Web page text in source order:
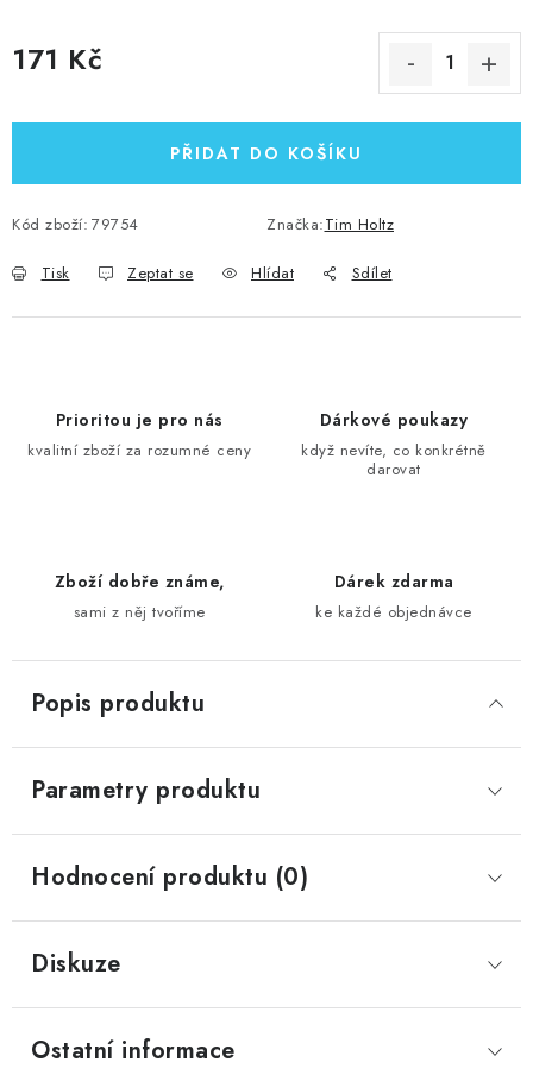
171 Kč
PŘIDAT DO KOŠÍKU
Kód zboží: 79754 Značka:Tim Holtz
Tisk Zeptat se Hlídat Sdílet
Prioritou je pro nás
kvalitní zboží za rozumné ceny
Dárkové poukazy
když nevíte, co konkrétně
darovat
Zboží dobře známe,
sami z něj tvoříme
Dárek zdarma
ke každé objednávce
Popis produktu
Parametry produktu
Hodnocení produktu (0)
Diskuze
Ostatní informace